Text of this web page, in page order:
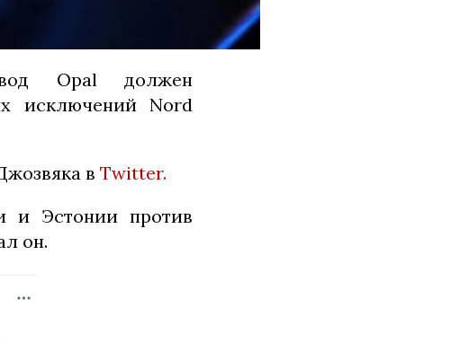
Opal должен
исключений Nord
в Twitter.
и Эстонии против
он.